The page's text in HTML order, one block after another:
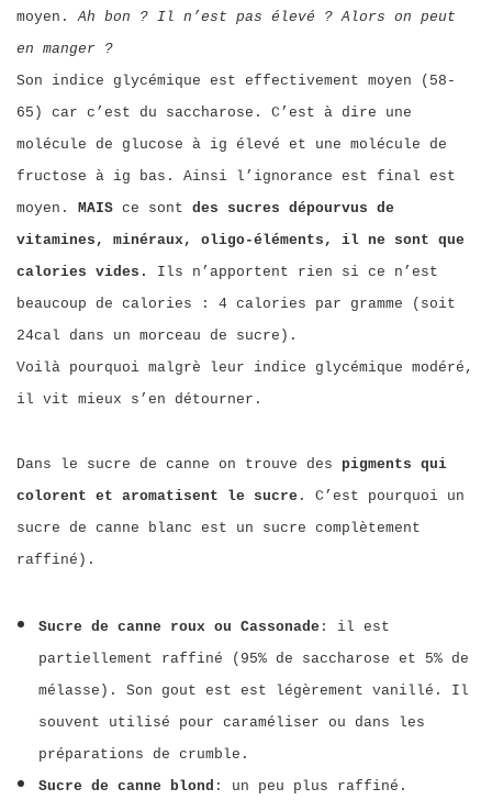
moyen.Ah bon ? Il n’est pas élevé ? Alors on peut
en manger ?
Son indice glycémique est effectivement moyen (58-
65) car c’est du saccharose. C’est à dire une
molécule de glucose à ig élevé et une molécule de
fructose à ig bas. Ainsi l’ignorance est final est
moyen. MAIS ce sont des sucres dépourvus de
vitamines, minéraux, oligo-éléments, il ne sont que
calories vides. Ils n’apportent rien si ce n’est
beaucoup de calories : 4 calories par gramme (soit
24cal dans un morceau de sucre).
Voilà pourquoi malgrè leur indice glycémique modéré,
il vit mieux s’en détourner.
Dans le sucre de canne on trouve des pigments qui
colorent et aromatisent le sucre . C’est pourquoi un
sucre de canne blanc est un sucre complètement
raffiné).
Sucre de canne roux ou Cassonade : il est
partiellement raffiné (95% de saccharose et 5% de
mélasse). Son gout est est légèrement vanillé. Il
souvent utilisé pour caraméliser ou dans les
préparations de crumble.
Sucre de canne blond : un peu plus raffiné.